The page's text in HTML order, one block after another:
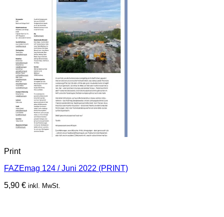
Print
FAZEmag 124 / Juni 2022 (PRINT)
5,90 € inkl. MwSt.